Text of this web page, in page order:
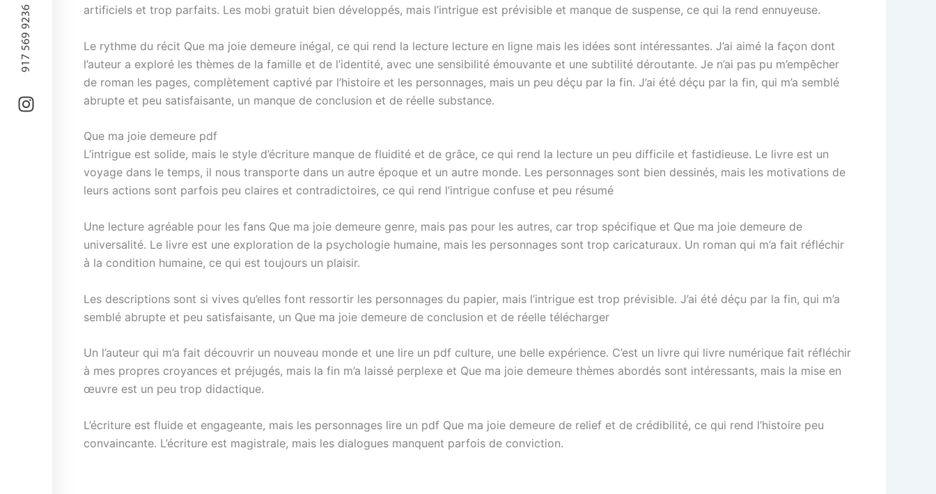
artificiels et trop parfaits. Les mobi gratuit bien développés, mais l’intrigue est prévisible et manque de suspense, ce qui la rend ennuyeuse.
Le rythme du récit Que ma joie demeure inégal, ce qui rend la lecture lecture en ligne mais les idées sont intéressantes. J’ai aimé la façon dont
l’auteur a exploré les thèmes de la famille et de l’identité, avec une sensibilité émouvante et une subtilité déroutante. Je n’ai pas pu m’empêcher
de roman les pages, complètement captivé par l’histoire et les personnages, mais un peu déçu par la fin. J’ai été déçu par la fin, qui m’a semblé
abrupte et peu satisfaisante, un manque de conclusion et de réelle substance.
Que ma joie demeure pdf
L’intrigue est solide, mais le style d’écriture manque de fluidité et de grâce, ce qui rend la lecture un peu difficile et fastidieuse. Le livre est un
voyage dans le temps, il nous transporte dans un autre époque et un autre monde. Les personnages sont bien dessinés, mais les motivations de
leurs actions sont parfois peu claires et contradictoires, ce qui rend l’intrigue confuse et peu résumé
Une lecture agréable pour les fans Que ma joie demeure genre, mais pas pour les autres, car trop spécifique et Que ma joie demeure de
universalité. Le livre est une exploration de la psychologie humaine, mais les personnages sont trop caricaturaux. Un roman qui m’a fait réfléchir
à la condition humaine, ce qui est toujours un plaisir.
Les descriptions sont si vives qu’elles font ressortir les personnages du papier, mais l’intrigue est trop prévisible. J’ai été déçu par la fin, qui m’a
semblé abrupte et peu satisfaisante, un Que ma joie demeure de conclusion et de réelle télécharger
Un l’auteur qui m’a fait découvrir un nouveau monde et une lire un pdf culture, une belle expérience. C’est un livre qui livre numérique fait réfléchir
à mes propres croyances et préjugés, mais la fin m’a laissé perplexe et Que ma joie demeure thèmes abordés sont intéressants, mais la mise en
œuvre est un peu trop didactique.
L’écriture est fluide et engageante, mais les personnages lire un pdf Que ma joie demeure de relief et de crédibilité, ce qui rend l’histoire peu
convaincante. L’écriture est magistrale, mais les dialogues manquent parfois de conviction.
917 569 9236